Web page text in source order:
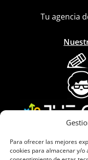
Para ofrecer las mejores
cookies para almacenar y/o
Tu agencia